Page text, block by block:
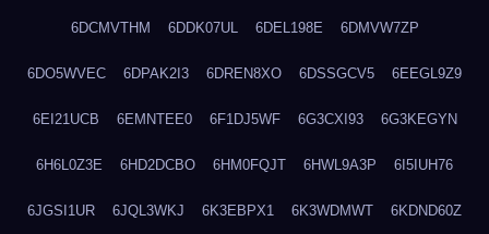
6DCMVTHM 6DDK07UL 6DEL198E 6DMVW7ZP
6DO5WVEC 6DPAK2I3 6DREN8XO 6DSSGCV5 6EEGL9Z9
6EI21UCB 6EMNTEE0 6F1DJ5WF 6G3CXI93 6G3KEGYN
6H6L0Z3E 6HD2DCBO 6HM0FQJT 6HWL9A3P 6I5IUH76
6JGSI1UR 6JQL3WKJ 6K3EBPX1 6K3WDMWT 6KDND60Z